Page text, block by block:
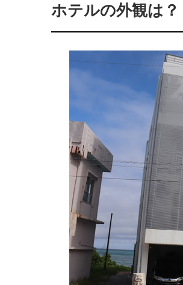
ホテルの外観は？